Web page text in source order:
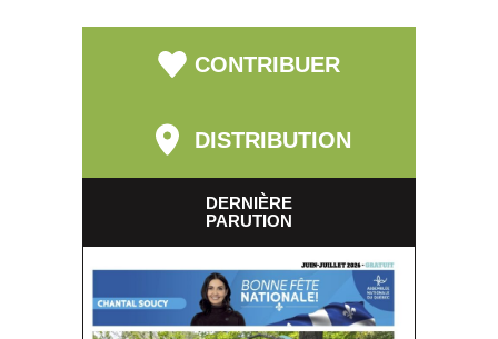
CONTRIBUER
DISTRIBUTION
DERNIÈRE
PARUTION